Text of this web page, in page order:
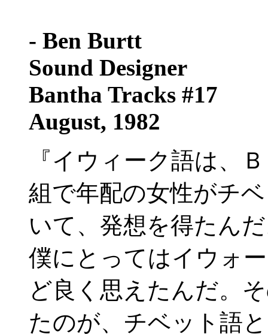
- Ben Burtt
Sound Designer
Bantha Tracks #17
August, 1982
『イウィーク語は、
組で年配の女性がチ
いて、発想を得たん
僕にとってはイウォ
ど良く思えたんだ。
たのが、チベット語